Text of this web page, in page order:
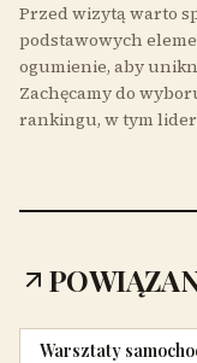
Przed wizytą warto
podstawowych
ogumienie, aby
Zachęcamy do
rankingu, w tym
Warsztaty